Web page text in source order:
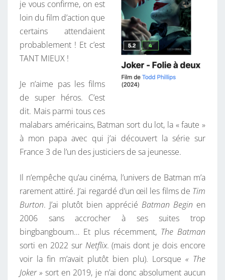
je vous confirme, on est
loin du film d’action que
certains attendaient
probablement ! Et c’est
TANT MIEUX !
Je n’aime pas les films
de super héros. C’est
dit. Mais parmi tous ces
malabars américains, Batman sort du lot, la « faute »
à mon papa avec qui j’ai découvert la série sur
France 3 de l’un des justiciers de sa jeunesse.
Il n’empêche qu’au cinéma, l’univers de Batman m’a
rarement attiré. J’ai regardé d’un œil les films de Tim
Burton. J’ai plutôt bien apprécié Batman Begin en
2006 sans accrocher à ses suites trop
bingbangboum… Et plus récemment, The Batman
sorti en 2022 sur Netflix. (mais dont je dois encore
voir la fin m’avait plutôt bien plu). Lorsque « The
Joker » sort en 2019, je n’ai donc absolument aucun